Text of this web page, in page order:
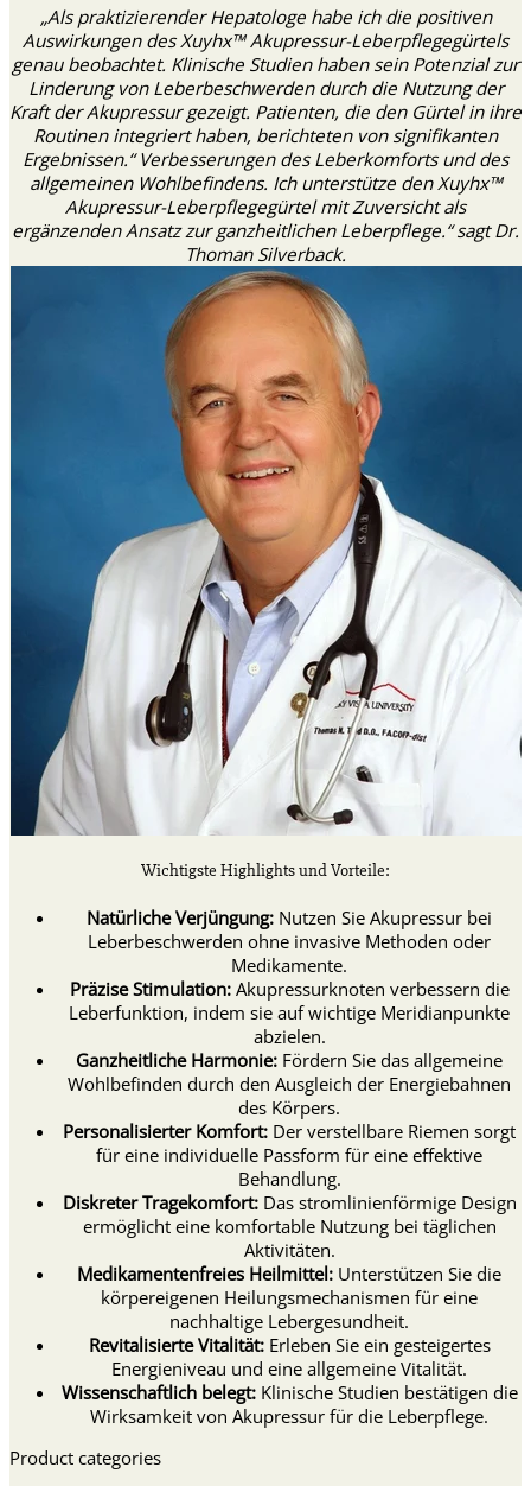
„Als praktizierender Hepatologe habe ich die positiven
Auswirkungen des Xuyhx™ Akupressur-Leberpflegegürtels
genau beobachtet. Klinische Studien haben sein Potenzial zur
Linderung von Leberbeschwerden durch die Nutzung der
Kraft der Akupressur gezeigt. Patienten, die den Gürtel in ihre
Routinen integriert haben, berichteten von signifikanten
Ergebnissen.“ Verbesserungen des Leberkomforts und des
allgemeinen Wohlbefindens. Ich unterstütze den Xuyhx™
Akupressur-Leberpflegegürtel mit Zuversicht als
ergänzenden Ansatz zur ganzheitlichen Leberpflege.“ sagt Dr.
Thoman Silverback.
Wichtigste Highlights und Vorteile:
Natürliche Verjüngung: Nutzen Sie Akupressur bei
Leberbeschwerden ohne invasive Methoden oder
Medikamente.
Präzise Stimulation:Akupressurknoten verbessern die
Leberfunktion, indem sie auf wichtige Meridianpunkte
abzielen.
Ganzheitliche Harmonie: Fördern Sie das allgemeine
Wohlbefinden durch den Ausgleich der Energiebahnen
des Körpers.
Personalisierter Komfort: Der verstellbare Riemen sorgt
für eine individuelle Passform für eine effektive
Behandlung.
Diskreter Tragekomfort:Das stromlinienförmige Design
ermöglicht eine komfortable Nutzung bei täglichen
Aktivitäten.
Medikamentenfreies Heilmittel: Unterstützen Sie die
körpereigenen Heilungsmechanismen für eine
nachhaltige Lebergesundheit.
Revitalisierte Vitalität:Erleben Sie ein gesteigertes
Energieniveau und eine allgemeine Vitalität.
Wissenschaftlich belegt:Klinische Studien bestätigen die
Wirksamkeit von Akupressur für die Leberpflege.
Product categories